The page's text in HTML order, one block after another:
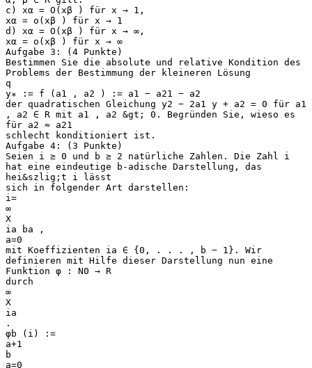
c) xα = O(xβ ) für x → 1,
xα = o(xβ ) für x → 1
d) xα = O(xβ ) für x → ∞,
xα = o(xβ ) für x → ∞
Aufgabe 3: (4 Punkte)
Bestimmen Sie die absolute und relative Kondition des
Problems der Bestimmung der kleineren Lösung
q
y∗ := f (a1 , a2 ) := a1 − a21 − a2
der quadratischen Gleichung y2 − 2a1 y + a2 = 0 für a1
, a2 ∈ R mit a1 , a2 &gt; 0. Begründen Sie, wieso es
für a2 ≈ a21
schlecht konditioniert ist.
Aufgabe 4: (3 Punkte)
Seien i ≥ 0 und b ≥ 2 natürliche Zahlen. Die Zahl i
hat eine eindeutige b-adische Darstellung, das
hei&szlig;t i lässt
sich in folgender Art darstellen:
i=
∞
X
ia ba ,
a=0
mit Koeffizienten ia ∈ {0, . . . , b − 1}. Wir
definieren mit Hilfe dieser Darstellung nun eine
Funktion φ : N0 → R
durch
∞
X
ia
.
φb (i) :=
a+1
b
a=0